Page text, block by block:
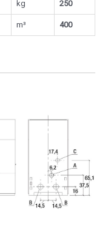
kg 250
m³ 400